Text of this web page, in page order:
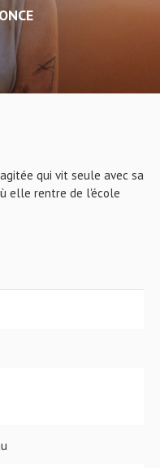
qui vit seule avec sa
elle rentre de l'école